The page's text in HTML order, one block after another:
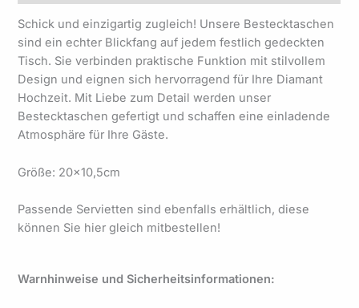
Schick und einzigartig zugleich! Unsere Bestecktaschen
sind ein echter Blickfang auf jedem festlich gedeckten
Tisch. Sie verbinden praktische Funktion mit stilvollem
Design und eignen sich hervorragend für Ihre Diamant
Hochzeit. Mit Liebe zum Detail werden unser
Bestecktaschen gefertigt und schaffen eine einladende
Atmosphäre für Ihre Gäste.
Größe: 20×10,5cm
Passende Servietten sind ebenfalls erhältlich, diese
können Sie hier gleich mitbestellen!
Warnhinweise und Sicherheitsinformationen: